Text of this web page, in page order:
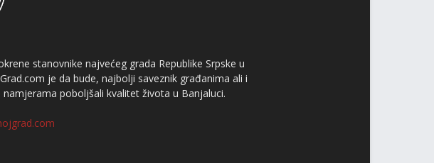
stanovnike najvećeg grada Republike Srpske u
je da bude, najbolji saveznik građanima ali i
poboljšali kvalitet života u Banjaluci.